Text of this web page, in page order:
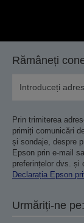
Rămâneți
Prin trimiterea
primiți comunicări
și sondaje, despre
Epson prin e-mail
preferințelor dvs. și
Declarația Epson
Urmăriți-ne pe: